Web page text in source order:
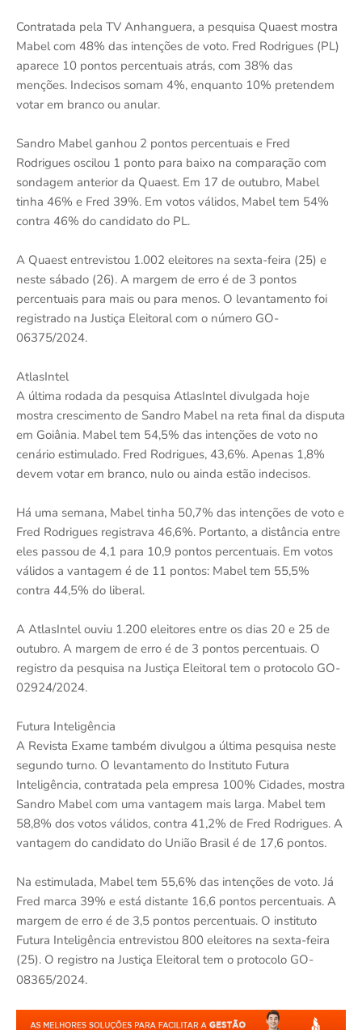
Contratada pela TV Anhanguera, a pesquisa Quaest mostra
Mabel com 48% das intenções de voto. Fred Rodrigues (PL)
aparece 10 pontos percentuais atrás, com 38% das
menções. Indecisos somam 4%, enquanto 10% pretendem
votar em branco ou anular.
Sandro Mabel ganhou 2 pontos percentuais e Fred
Rodrigues oscilou 1 ponto para baixo na comparação com
sondagem anterior da Quaest. Em 17 de outubro, Mabel
tinha 46% e Fred 39%. Em votos válidos, Mabel tem 54%
contra 46% do candidato do PL.
A Quaest entrevistou 1.002 eleitores na sexta-feira (25) e
neste sábado (26). A margem de erro é de 3 pontos
percentuais para mais ou para menos. O levantamento foi
registrado na Justiça Eleitoral com o número GO-
06375/2024.
AtlasIntel
A última rodada da pesquisa AtlasIntel divulgada hoje
mostra crescimento de Sandro Mabel na reta final da disputa
em Goiânia. Mabel tem 54,5% das intenções de voto no
cenário estimulado. Fred Rodrigues, 43,6%. Apenas 1,8%
devem votar em branco, nulo ou ainda estão indecisos.
Há uma semana, Mabel tinha 50,7% das intenções de voto e
Fred Rodrigues registrava 46,6%. Portanto, a distância entre
eles passou de 4,1 para 10,9 pontos percentuais. Em votos
válidos a vantagem é de 11 pontos: Mabel tem 55,5%
contra 44,5% do liberal.
A AtlasIntel ouviu 1.200 eleitores entre os dias 20 e 25 de
outubro. A margem de erro é de 3 pontos percentuais. O
registro da pesquisa na Justiça Eleitoral tem o protocolo GO-
02924/2024.
Futura Inteligência
A Revista Exame também divulgou a última pesquisa neste
segundo turno. O levantamento do Instituto Futura
Inteligência, contratada pela empresa 100% Cidades, mostra
Sandro Mabel com uma vantagem mais larga. Mabel tem
58,8% dos votos válidos, contra 41,2% de Fred Rodrigues. A
vantagem do candidato do União Brasil é de 17,6 pontos.
Na estimulada, Mabel tem 55,6% das intenções de voto. Já
Fred marca 39% e está distante 16,6 pontos percentuais. A
margem de erro é de 3,5 pontos percentuais. O instituto
Futura Inteligência entrevistou 800 eleitores na sexta-feira
(25). O registro na Justiça Eleitoral tem o protocolo GO-
08365/2024.